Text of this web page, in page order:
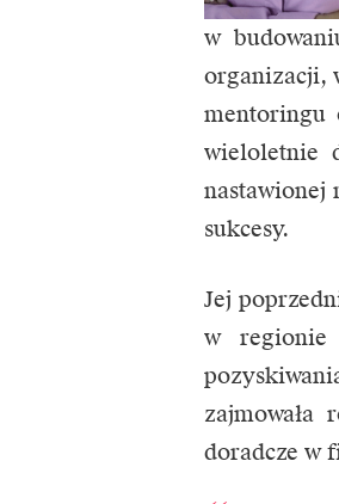
w
organizacji,
mentoringu
wieloletnie
nastawionej
sukcesy.
Jej
w regionie
zajmowała
doradcze w